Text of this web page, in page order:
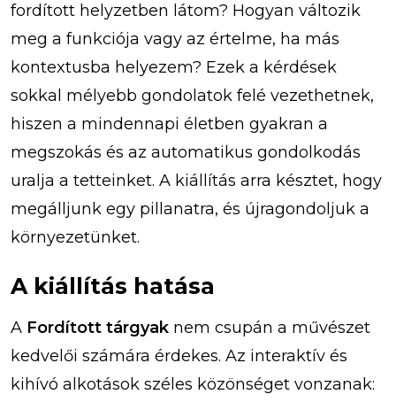
fordított helyzetben látom? Hogyan változik
meg a funkciója vagy az értelme, ha más
kontextusba helyezem? Ezek a kérdések
sokkal mélyebb gondolatok felé vezethetnek,
hiszen a mindennapi életben gyakran a
megszokás és az automatikus gondolkodás
uralja a tetteinket. A kiállítás arra késztet, hogy
megálljunk egy pillanatra, és újragondoljuk a
környezetünket.
A kiállítás hatása
A Fordított tárgyak nem csupán a művészet
kedvelői számára érdekes. Az interaktív és
kihívó alkotások széles közönséget vonzanak: